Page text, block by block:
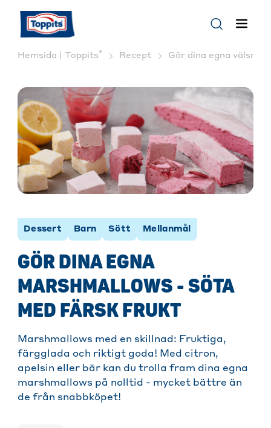
Hemsida | Toppits® Recept Gör dina egna
Dessert Barn Sött Mellanmål
GÖR DINA EGNA
MARSHMALLOWS - SÖTA
MED FÄRSK FRUKT
Marshmallows med en skillnad: Fruktiga,
färgglada och riktigt goda! Med citron,
apelsin eller bär kan du trolla fram dina egna
marshmallows på nolltid - mycket bättre än
de från snabbköpet!